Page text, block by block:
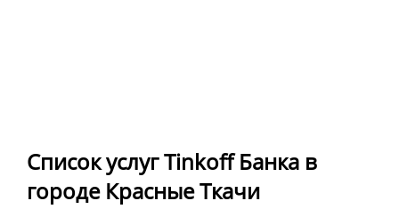
Список услуг Tinkoff Банка в
городе Красные Ткачи